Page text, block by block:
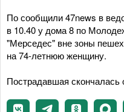
По сообщили 47news в
в 10.40 у дома 8 по
"Мерседес" вне зоны
на 74-летнюю женщину.
Пострадавшая скончалась